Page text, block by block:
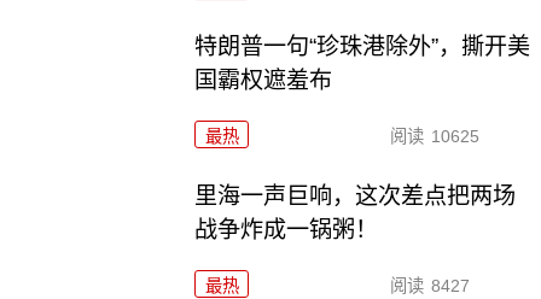
特朗普一句“珍珠港除外”，撕开美
国霸权遮羞布
最热 阅读 10625
里海一声巨响，这次差点把两场
战争炸成一锅粥！
最热 阅读 8427